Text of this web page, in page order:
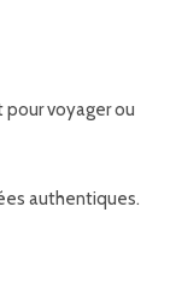
voyager ou
authentiques.